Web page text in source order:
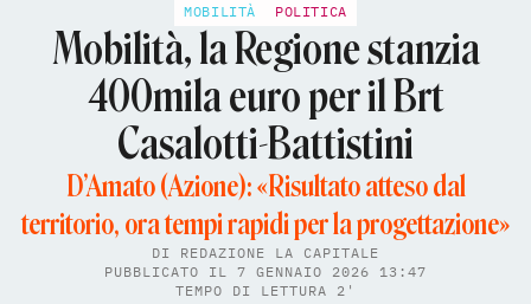
MOBILITÀ POLITICA
Mobilità, la Regione stanzia
400mila euro per il Brt
Casalotti-Battistini
D’Amato (Azione): «Risultato atteso dal
territorio, ora tempi rapidi per la progettazione»
DI REDAZIONE LA CAPITALE
PUBBLICATO IL 7 GENNAIO 2026 13:47
TEMPO DI LETTURA 2'